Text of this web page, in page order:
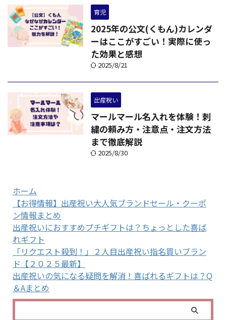
育児
2025年の公文(くもん)カレンダ
ーはここがすごい！実際に使っ
た効果と感想
2025/8/21
出産祝い
マールマール名入れを体験！刺
繍の頼み方・注意点・注文方法
まで徹底解説
2025/8/30
ホーム
【お得情報】出産祝い大人気ブランドセール・クーポ
ン情報まとめ
出産祝いにおすすめプチギフトは？ちょっとした喜ば
れギフト
「リクエスト殺到！」２人目出産祝い指名買いブラン
ド【２０２５最新】
出産祝いの気になる疑問を解消！喜ばれるギフトは？Q
＆Aまとめ